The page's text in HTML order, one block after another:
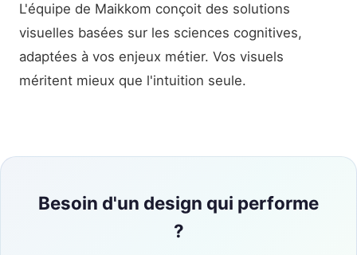
L'équipe de Maikkom conçoit des solutions
visuelles basées sur les sciences cognitives,
adaptées à vos enjeux métier. Vos visuels
méritent mieux que l'intuition seule.
Besoin d'un design qui performe
?